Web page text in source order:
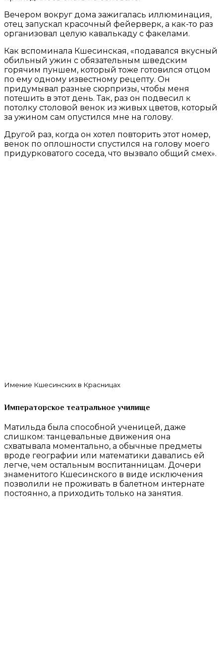
Вечером вокруг дома зажигалась иллюминация,
отец запускал красочный фейерверк, а как-то раз
организовал целую кавалькаду с факелами.
Как вспоминала Кшесинская, «подавался вкусный
обильный ужин с обязательным шведским
горячим пуншем, который тоже готовился отцом
по ему одному известному рецепту. Он
придумывал разные сюрпризы, чтобы меня
потешить в этот день. Так, раз он подвесил к
потолку столовой венок из живых цветов, который
за ужином сам опустился мне на голову.
Другой раз, когда он хотел повторить этот номер,
венок по оплошности спустился на голову моего
придурковатого соседа, что вызвало общий смех».
Имение Кшесинских в Красницах
Императорское театральное училище
Матильда была способной ученицей, даже
слишком: танцевальные движения она
схватывала моментально, а обычные предметы
вроде географии или математики давались ей
легче, чем остальным воспитанницам. Дочери
знаменитого Кшесинского в виде исключения
позволили не проживать в балетном интернате
постоянно, а приходить только на занятия.